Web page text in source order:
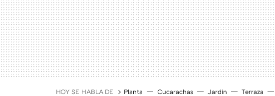
HOY SE HABLA DE Planta Cucarachas Jardín Terraza